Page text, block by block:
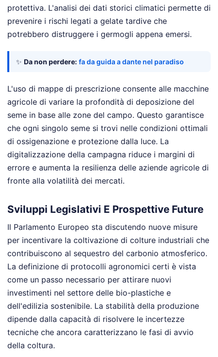
protettiva. L'analisi dei dati storici climatici permette di
prevenire i rischi legati a gelate tardive che
potrebbero distruggere i germogli appena emersi.
✨ Da non perdere: fa da guida a dante nel paradiso
L'uso di mappe di prescrizione consente alle macchine
agricole di variare la profondità di deposizione del
seme in base alle zone del campo. Questo garantisce
che ogni singolo seme si trovi nelle condizioni ottimali
di ossigenazione e protezione dalla luce. La
digitalizzazione della campagna riduce i margini di
errore e aumenta la resilienza delle aziende agricole di
fronte alla volatilità dei mercati.
Sviluppi Legislativi E Prospettive Future
Il Parlamento Europeo sta discutendo nuove misure
per incentivare la coltivazione di colture industriali che
contribuiscono al sequestro del carbonio atmosferico.
La definizione di protocolli agronomici certi è vista
come un passo necessario per attirare nuovi
investimenti nel settore delle bio-plastiche e
dell'edilizia sostenibile. La stabilità della produzione
dipende dalla capacità di risolvere le incertezze
tecniche che ancora caratterizzano le fasi di avvio
della coltura.